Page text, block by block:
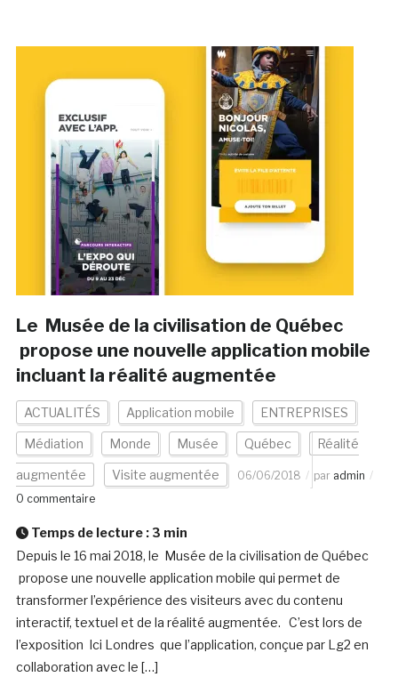
Le Musée de la civilisation de Québec
propose une nouvelle application mobile
incluant la réalité augmentée
ACTUALITÉS Application mobile ENTREPRISES
Médiation Monde Musée Québec Réalité
augmentée Visite augmentée 06/06/2018 par admin
0 commentaire
Temps de lecture : 3 min
Depuis le 16 mai 2018, le Musée de la civilisation de Québec
propose une nouvelle application mobile qui permet de
transformer l’expérience des visiteurs avec du contenu
interactif, textuel et de la réalité augmentée. C’est lors de
l’exposition Ici Londres que l’application, conçue par Lg2 en
collaboration avec le […]